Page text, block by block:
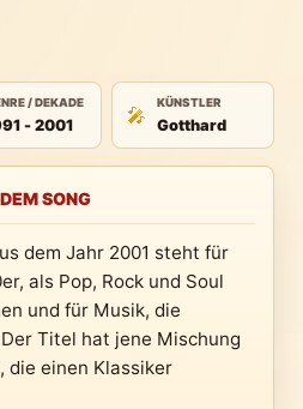
/ DEKADE
- 2001 🎤
KÜNSTLER
Gotthard
SONG
dem Jahr 2001 steht für
als Pop, Rock und Soul
und für Musik, die
Titel hat jene Mischung
die einen Klassiker